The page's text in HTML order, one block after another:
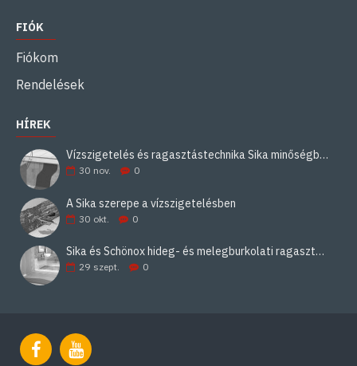
FIÓK
Fiókom
Rendelések
HÍREK
Vízszigetelés és ragasztástechnika Sika minőségben
30 nov. 0
A Sika szerepe a vízszigetelésben
30 okt. 0
Sika és Schönox hideg- és melegburkolati ragasztási rendszerek
29 szept. 0